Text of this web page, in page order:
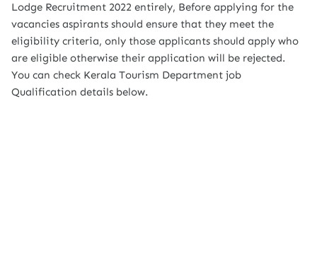
Lodge Recruitment 2022 entirely, Before applying for the
vacancies aspirants should ensure that they meet the
eligibility criteria, only those applicants should apply who
are eligible otherwise their application will be rejected.
You can check Kerala Tourism Department job
Qualification details below.